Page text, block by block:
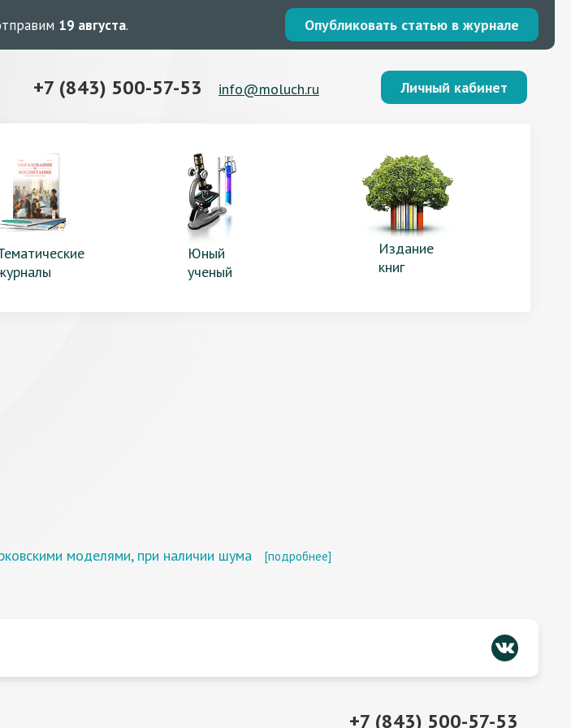
19 августа. Опубликовать статью в журнале
+7 (843) 500-57-53 info@moluch.ru Личный кабинет
Юный
ученый
Издание
книг
моделями, при наличии шума [подробнее]
+7 (843) 500-57-53